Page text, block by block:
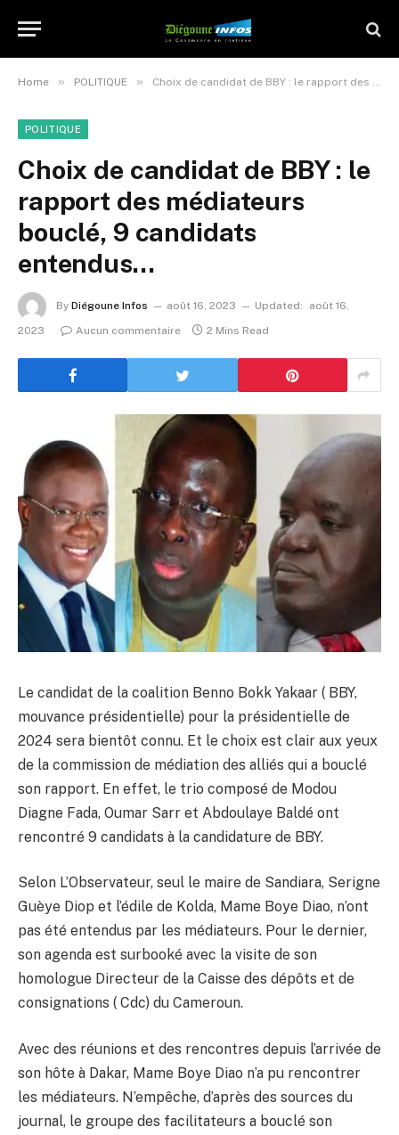
Home » POLITIQUE » Choix de candidat de BBY : le rapport des médiateurs bouclé, 9 candidats entendus…
POLITIQUE
Choix de candidat de BBY : le
rapport des médiateurs
bouclé, 9 candidats
entendus…
By Diégoune Infos août 16, 2023 Updated:
août 16,
2023
Aucun commentaire 2 Mins Read
Le candidat de la coalition Benno Bokk Yakaar ( BBY,
mouvance présidentielle) pour la présidentielle de
2024 sera bientôt connu. Et le choix est clair aux yeux
de la commission de médiation des alliés qui a bouclé
son rapport. En effet, le trio composé de Modou
Diagne Fada, Oumar Sarr et Abdoulaye Baldé ont
rencontré 9 candidats à la candidature de BBY.
Selon L’Observateur, seul le maire de Sandiara, Serigne
Guèye Diop et l’édile de Kolda, Mame Boye Diao, n’ont
pas été entendus par les médiateurs. Pour le dernier,
son agenda est surbooké avec la visite de son
homologue Directeur de la Caisse des dépôts et de
consignations ( Cdc) du Cameroun.
Avec des réunions et des rencontres depuis l’arrivée de
son hôte à Dakar, Mame Boye Diao n’a pu rencontrer
les médiateurs. N’empêche, d’après des sources du
journal, le groupe des facilitateurs a bouclé son